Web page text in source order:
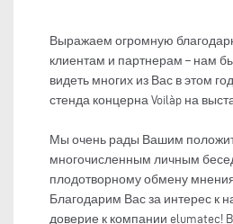
Выражаем огромную
клиентам и партнерам – нам
видеть многих из Вас в этом
стенда концерна Voilàp на
Мы очень рады Вашим
многочисленным личным
плодотворному обмену
Благодарим Вас за интерес к
доверие к компании elumatec!